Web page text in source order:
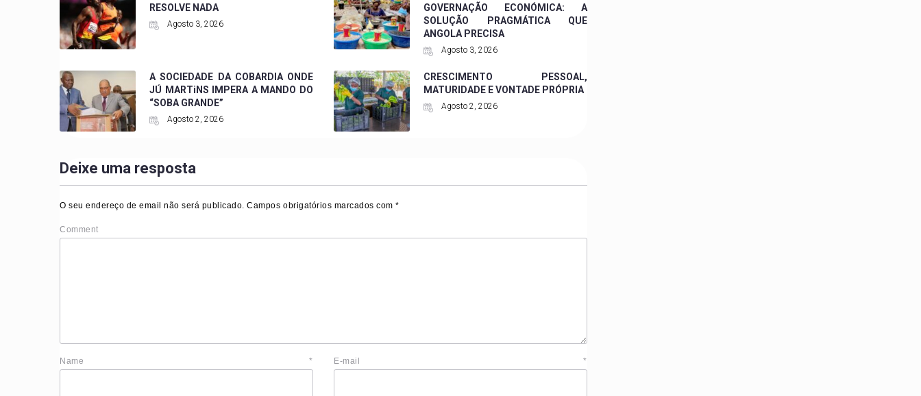
RESOLVE NADA
Agosto 3, 2026
GOVERNAÇÃO ECONÓMICA: A
SOLUÇÃO PRAGMÁTICA QUE
ANGOLA PRECISA
Agosto 3, 2026
A SOCIEDADE DA COBARDIA ONDE
JÚ MARTiNS IMPERA A MANDO DO
“SOBA GRANDE”
Agosto 2, 2026
CRESCIMENTO PESSOAL,
MATURIDADE E VONTADE PRÓPRIA
Agosto 2, 2026
Deixe uma resposta
O seu endereço de email não será publicado. Campos obrigatórios marcados com*
Comment
Name* E-mail*